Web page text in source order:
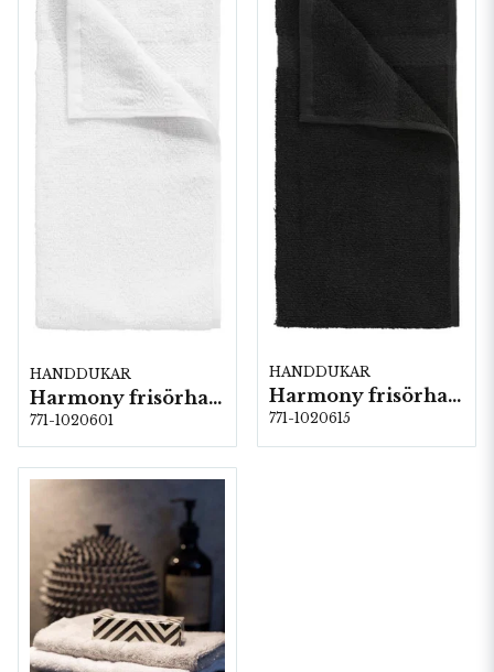
HANDDUKAR
Harmony frisörhandduk 35x80 cm Vit
771-1020601
HANDDUKAR
Harmony frisörhandduk 35x80 cm Svart
771-1020615